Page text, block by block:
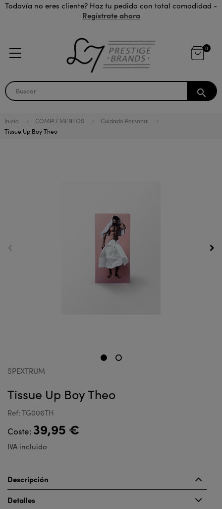
Todavía no eres cliente? Haz tu pedido con total comodidad -
Regístrate ahora
0
search
Inicio COMPLEMENTOS
Cuidado Personal
Tissue Up Boy Theo
SPEXTRUM
Tissue Up Boy Theo
Ref: TG006TH
Coste: 39,95 €
IVA incluido
Descripción
Detalles